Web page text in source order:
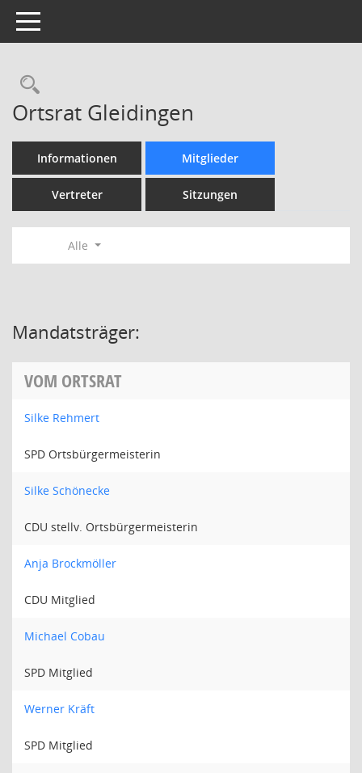
Toggle navigation
Rechercheauswahl
Ortsrat Gleidingen
Informationen Mitglieder
Vertreter Sitzungen
Alle
Mandatsträger:
VOM ORTSRAT
Silke Rehmert
SPD Ortsbürgermeisterin
Silke Schönecke
CDU stellv. Ortsbürgermeisterin
Anja Brockmöller
CDU Mitglied
Michael Cobau
SPD Mitglied
Werner Kräft
SPD Mitglied